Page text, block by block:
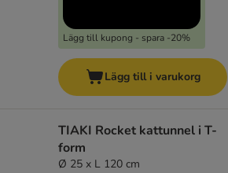
Lägg till kupong - spara -20%
Lägg till i varukorg
TIAKI Rocket kattunnel i T-
form
Ø 25 x L 120 cm